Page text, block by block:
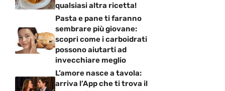
qualsiasi altra ricetta!
Pasta e pane ti faranno
sembrare più giovane:
scopri come i carboidrati
possono aiutarti ad
invecchiare meglio
L’amore nasce a tavola:
arriva l’App che ti trova il